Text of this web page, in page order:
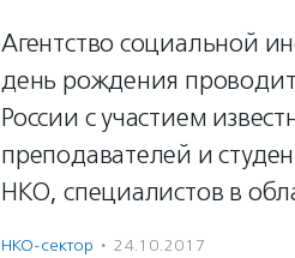
Агентство социальной
день рождения
России с участием
преподавателей и
НКО, специалистов в
НКО-сектор · 24.10.2017